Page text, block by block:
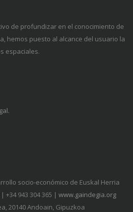
de profundizar en el conocimiento de
hemos puesto al alcance del usuario la
espaciales.
socio-económico de Euskal Herria
| +34 943 304 365 | www.gaindegia.org
20140 Andoain, Gipuzkoa